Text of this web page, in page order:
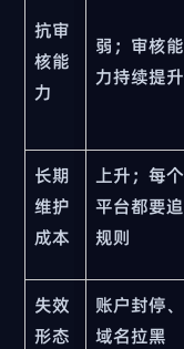
抗审
核能
力
弱；审核能
力持续提升
长期
维护
成本
上升；每个
平台都要追
规则
失效
形态
账户封停、
域名拉黑